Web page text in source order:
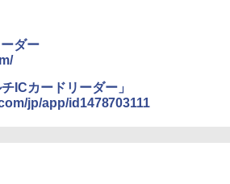
ダー
ICカードリーダー」
jp/app/id1478703111